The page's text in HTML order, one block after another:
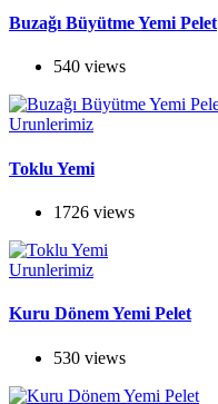
Buzağı Büyütme Yemi Pelet
540 views
Urunlerimiz
Toklu Yemi
1726 views
Urunlerimiz
Kuru Dönem Yemi Pelet
530 views